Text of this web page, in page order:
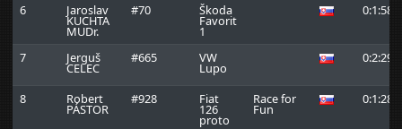
6 Jaroslav
KUCHTA
MUDr.
#70 Škoda
Favorit
1
7 Jerguš
CELEC
#665 VW
Lupo
8 Robert
PÁSTOR
#928 Fiat
126
proto
Race for
Fun